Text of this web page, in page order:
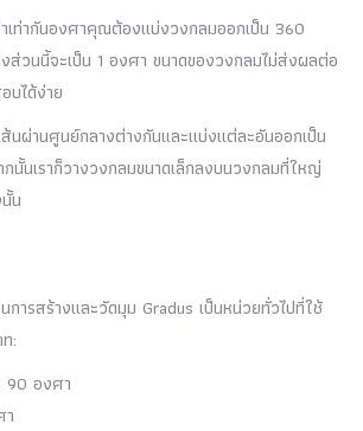
าเท่ากันองศาคุณต้องแบ่งวงกลมออกเป็น 360
ส่วนนี้จะเป็น 1 องศา ขนาดของวงกลมไม่ส่งผลต่อ
ได้ง่าย
นผ่านศูนย์กลางต่างกันและแบ่งแต่ละอันออกเป็น
นั้นเราก็วางวงกลมขนาดเล็กลงบนวงกลมที่ใหญ่
น
การสร้างและวัดมุม Gradus เป็นหน่วยทั่วไปที่ใช้
:
90 องศา